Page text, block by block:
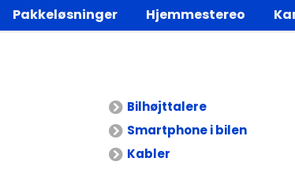
Pakkeløsninger Hjemmestereo
Bilhøjttalere
Smartphone i bilen
Kabler